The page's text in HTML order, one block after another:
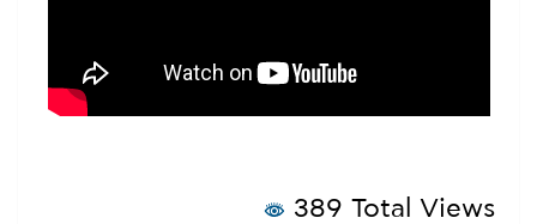
389 Total Views